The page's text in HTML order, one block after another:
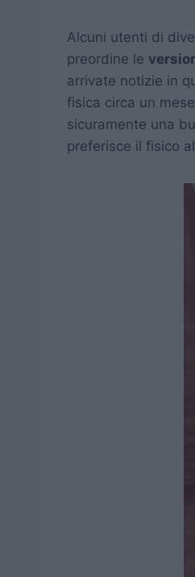
Alcuni utenti di
preordine le
arrivate notizie in
fisica circa un
sicuramente una
preferisce il fisico al